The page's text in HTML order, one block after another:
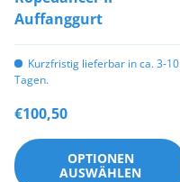
Auffanggurt
Kurzfristig lieferbar in ca. 3-10
Tagen.
€100,50
OPTIONEN
AUSWÄHLEN